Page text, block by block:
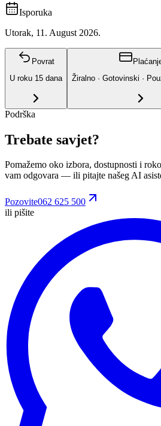
Isporuka
Utorak, 11. August 2026.
Povrat
U roku 15 dana
Žiralno · Gotovinski ·
Podrška
Trebate savjet?
Pomažemo oko izbora, dostupnosti i
vam odgovara — ili pitajte našeg AI
Pozovite062 625 500
ili pišite